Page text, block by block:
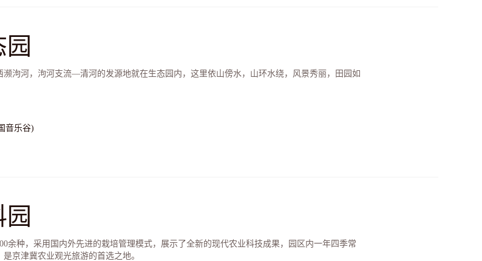
濒泃河，泃河支流—清河的发源地就在生态园内，这里依山傍水，山环水绕，风景秀丽，田园如
音乐谷)
余种，采用国内外先进的栽培管理模式，展示了全新的现代农业科技成果，园区内一年四季常
京津冀农业观光旅游的首选之地。